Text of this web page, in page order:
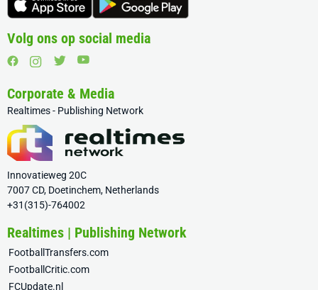
Volg ons op social media
Corporate & Media
Realtimes - Publishing Network
Innovatieweg 20C
7007 CD, Doetinchem, Netherlands
+31(315)-764002
Realtimes | Publishing Network
FootballTransfers.com
FootballCritic.com
FCUpdate.nl